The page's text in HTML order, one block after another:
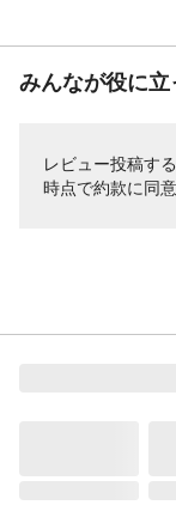
みんなが役に
レビュー投稿す
時点で約款に同